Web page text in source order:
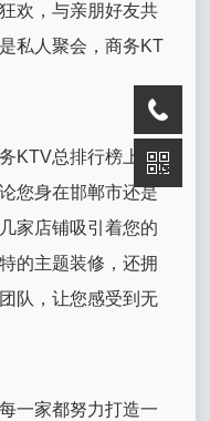
欢，与亲朋好友共
私人聚会，商务KT
KTV总排行榜上有
您身在邯郸市还是
家店铺吸引着您的
的主题装修，还拥
队，让您感受到无
一家都努力打造一